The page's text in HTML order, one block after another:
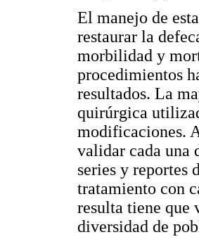
El manejo de
restaurar la
morbilidad y
procedimientos
resultados. La
quirúrgica
modificaciones.
validar cada una
series y reportes
tratamiento con
resulta tiene que
diversidad de